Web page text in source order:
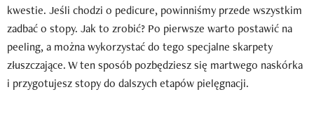
kwestie. Jeśli chodzi o pedicure, powinniśmy przede wszystkim
zadbać o stopy. Jak to zrobić? Po pierwsze warto postawić na
peeling, a można wykorzystać do tego specjalne skarpety
złuszczające. W ten sposób pozbędziesz się martwego naskórka
i przygotujesz stopy do dalszych etapów pielęgnacji.